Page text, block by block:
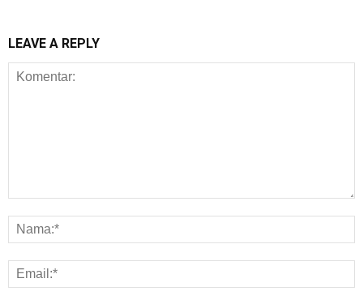
LEAVE A REPLY